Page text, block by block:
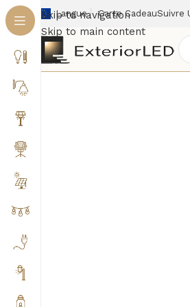
Skip to navigation
Skip to main content
Langue Carte CadeauSuivre